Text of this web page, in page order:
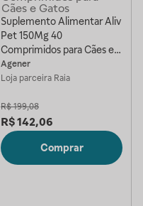
Suplemento Alimentar Aliv
Pet 150Mg 40
Comprimidos para Cães e
Gatos
Agener
Loja parceira Raia
R$ 199,08
R$142,06
Comprar